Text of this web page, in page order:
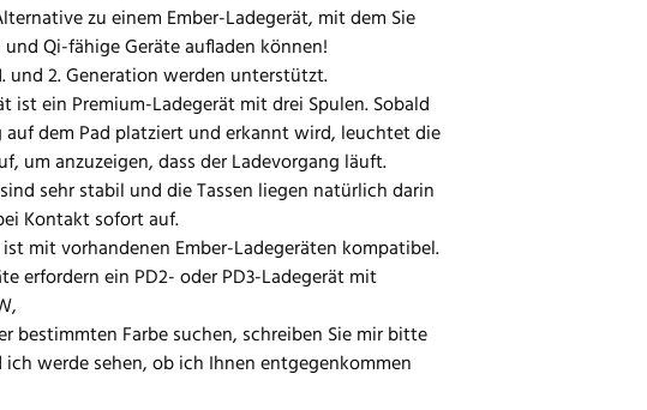
zu einem Ember-Ladegerät, mit dem Sie
Qi-fähige Geräte aufladen können!
und 2. Generation werden unterstützt.
ist ein Premium-Ladegerät mit drei Spulen. Sobald
dem Pad platziert und erkannt wird, leuchtet die
um anzuzeigen, dass der Ladevorgang läuft.
sehr stabil und die Tassen liegen natürlich darin
Kontakt sofort auf.
mit vorhandenen Ember-Ladegeräten kompatibel.
erfordern ein PD2- oder PD3-Ladegerät mit
bestimmten Farbe suchen, schreiben Sie mir bitte
werde sehen, ob ich Ihnen entgegenkommen